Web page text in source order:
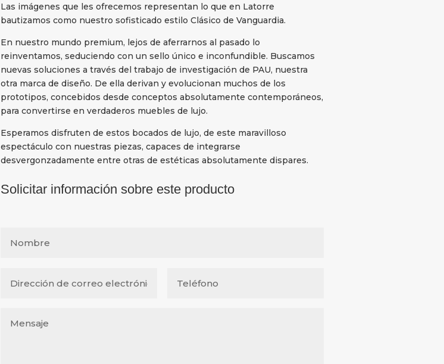
Las imágenes que les ofrecemos representan lo que en Latorre
bautizamos como nuestro sofisticado estilo Clásico de Vanguardia.
En nuestro mundo premium, lejos de aferrarnos al pasado lo
reinventamos, seduciendo con un sello único e inconfundible. Buscamos
nuevas soluciones a través del trabajo de investigación de PAU, nuestra
otra marca de diseño. De ella derivan y evolucionan muchos de los
prototipos, concebidos desde conceptos absolutamente contemporáneos,
para convertirse en verdaderos muebles de lujo.
Esperamos disfruten de estos bocados de lujo, de este maravilloso
espectáculo con nuestras piezas, capaces de integrarse
desvergonzadamente entre otras de estéticas absolutamente dispares.
Solicitar información sobre este producto